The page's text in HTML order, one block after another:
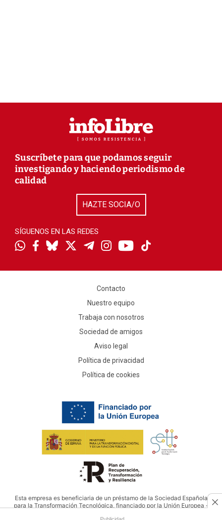
Suscríbete para que podamos seguir
investigando y haciendo periodismo de
calidad
HAZTE SOCIA/O
SÍGUENOS EN LAS REDES
Contacto
Nuestro equipo
Trabaja con nosotros
Sociedad de amigos
Aviso legal
Política de privacidad
Política de cookies
Esta empresa es beneficiaria de un préstamo de la Sociedad Española
para la Transformación Tecnológica, financiado por la Unión Europea -